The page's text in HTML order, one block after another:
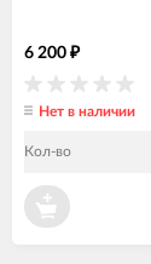
6 200 ₽
Нет в наличии
Кол-во